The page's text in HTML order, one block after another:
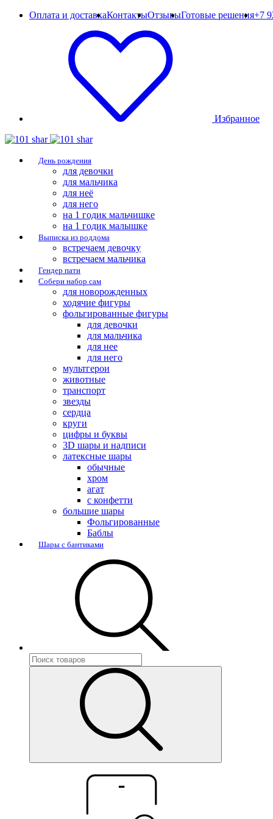
Оплата и доставкаКонтактыОтзывыГотовые решения+7
Избранное
День рождения
для девочки
для мальчика
для неё
для него
на 1 годик мальчишке
на 1 годик малышке
Выписка из роддома
встречаем девочку
встречаем мальчика
Гендер пати
Собери набор сам
для новорожденных
ходячие фигуры
фольгированные фигуры
для девочки
для мальчика
для нее
для него
мультгерои
животные
транспорт
звезды
сердца
круги
цифры и буквы
3D шары и надписи
латексные шары
обычные
хром
агат
с конфетти
большие шары
Фольгированные
Баблы
Шары с бантиками